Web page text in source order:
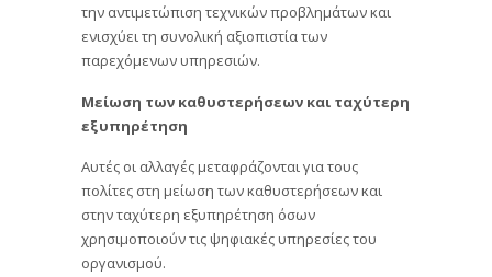
την αντιμετώπιση τεχνικών προβλημάτων και
ενισχύει τη συνολική αξιοπιστία των
παρεχόμενων υπηρεσιών.
Μείωση των καθυστερήσεων και ταχύτερη
εξυπηρέτηση
Αυτές οι αλλαγές μεταφράζονται για τους
πολίτες στη μείωση των καθυστερήσεων και
στην ταχύτερη εξυπηρέτηση όσων
χρησιμοποιούν τις ψηφιακές υπηρεσίες του
οργανισμού.